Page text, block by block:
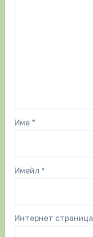
Име *
Имейл *
Интернет страница